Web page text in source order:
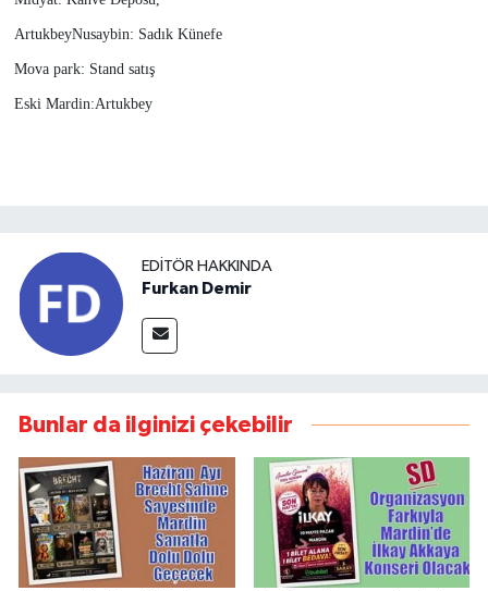
ArtukbeyNusaybin: Sadık Künefe
Mova park: Stand satış
Eski Mardin:Artukbey
EDITÖR HAKKINDA
Furkan Demir
Bunlar da ilginizi çekebilir